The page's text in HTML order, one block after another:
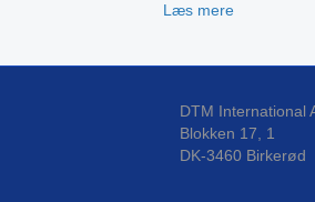
Læs mere
DTM International
Blokken 17, 1
DK-3460 Birkerød